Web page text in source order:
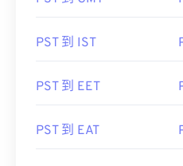
PST 到 IST
PST 到 EET
PST 到 EAT